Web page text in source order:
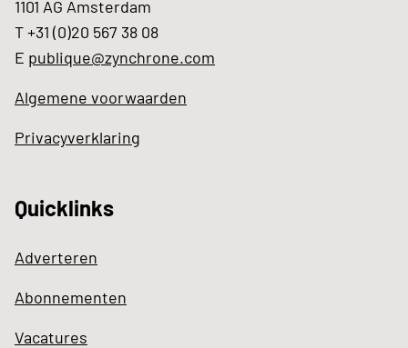
1101 AG Amsterdam
T +31 (0)20 567 38 08
E publique@zynchrone.com
Algemene voorwaarden
Privacyverklaring
Quicklinks
Adverteren
Abonnementen
Vacatures